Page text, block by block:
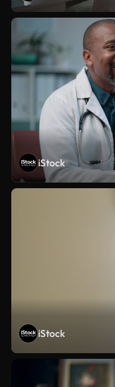
iStock
iStock